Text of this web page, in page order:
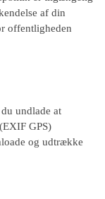
af din
offentligheden
undlade at
GPS)
og udtrække